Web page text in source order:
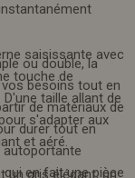
ou double, la
besoins tout en
de matériaux de
durer tout en
autoportante
en fait une pièce
saisissante avec
touche de
taille allant de
s'adapter aux
et aéré.
un gris élégant, un